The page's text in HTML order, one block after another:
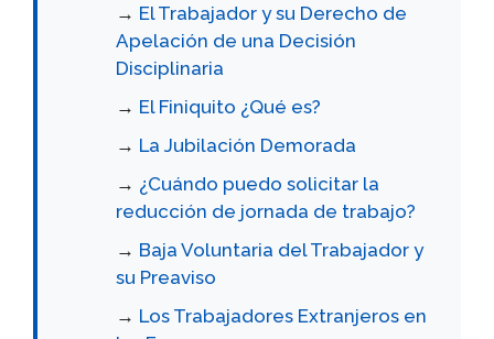
→ El Trabajador y su Derecho de
Apelación de una Decisión
Disciplinaria
→ El Finiquito ¿Qué es?
→ La Jubilación Demorada
→ ¿Cuándo puedo solicitar la
reducción de jornada de trabajo?
→ Baja Voluntaria del Trabajador y
su Preaviso
→ Los Trabajadores Extranjeros en